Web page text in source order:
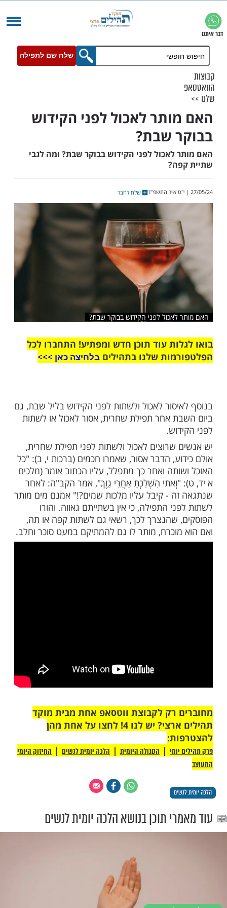
שלח שם לתפילה
לאכול לפני הקידוש
שבת?
לאכול לפני הקידוש בבוקר שבת? ומה לגבי
שלח לחבר
עוד תוכן חדש ומפתיע! התחברו לכל
שלנו בתהילים בלחיצה כאן >>>​
לאכול ולשתות לפני הקידוש בליל שבת, גם
אחר תפילת שחרית, אסור לאכול או לשתות
מותר לו גם להמתיקם במעט סוכר וחלב.
רק לקבוצת ווטסאפ אחת מבית מוקד